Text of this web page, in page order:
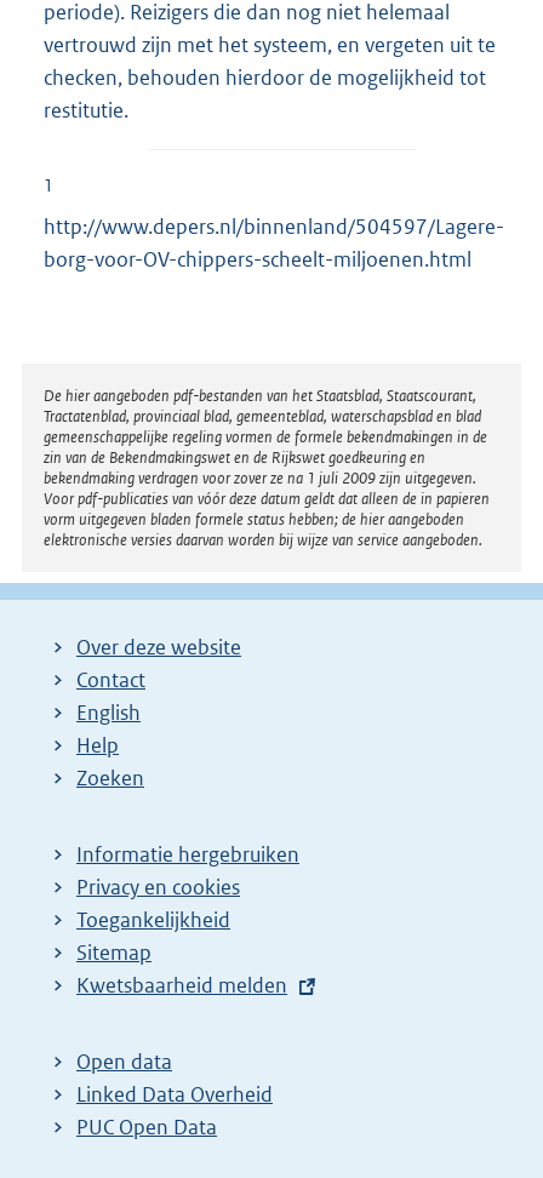
periode). Reizigers die dan nog niet helemaal
vertrouwd zijn met het systeem, en vergeten uit te
checken, behouden hierdoor de mogelijkheid tot
restitutie.
1
http://www.depers.nl/binnenland/504597/Lagere-
borg-voor-OV-chippers-scheelt-miljoenen.html
Disclaimer
De hier aangeboden pdf-bestanden van het Staatsblad, Staatscourant,
Tractatenblad, provinciaal blad, gemeenteblad, waterschapsblad en blad
gemeenschappelijke regeling vormen de formele bekendmakingen in de
zin van de Bekendmakingswet en de Rijkswet goedkeuring en
bekendmaking verdragen voor zover ze na 1 juli 2009 zijn uitgegeven.
Voor pdf-publicaties van vóór deze datum geldt dat alleen de in papieren
vorm uitgegeven bladen formele status hebben; de hier aangeboden
elektronische versies daarvan worden bij wijze van service aangeboden.
Over deze website
Contact
English
Help
Zoeken
Informatie hergebruiken
Privacy en cookies
Toegankelijkheid
Sitemap
E
t
e
r
Kwetsbaarheid melden
Open data
Linked Data Overheid
PUC Open Data